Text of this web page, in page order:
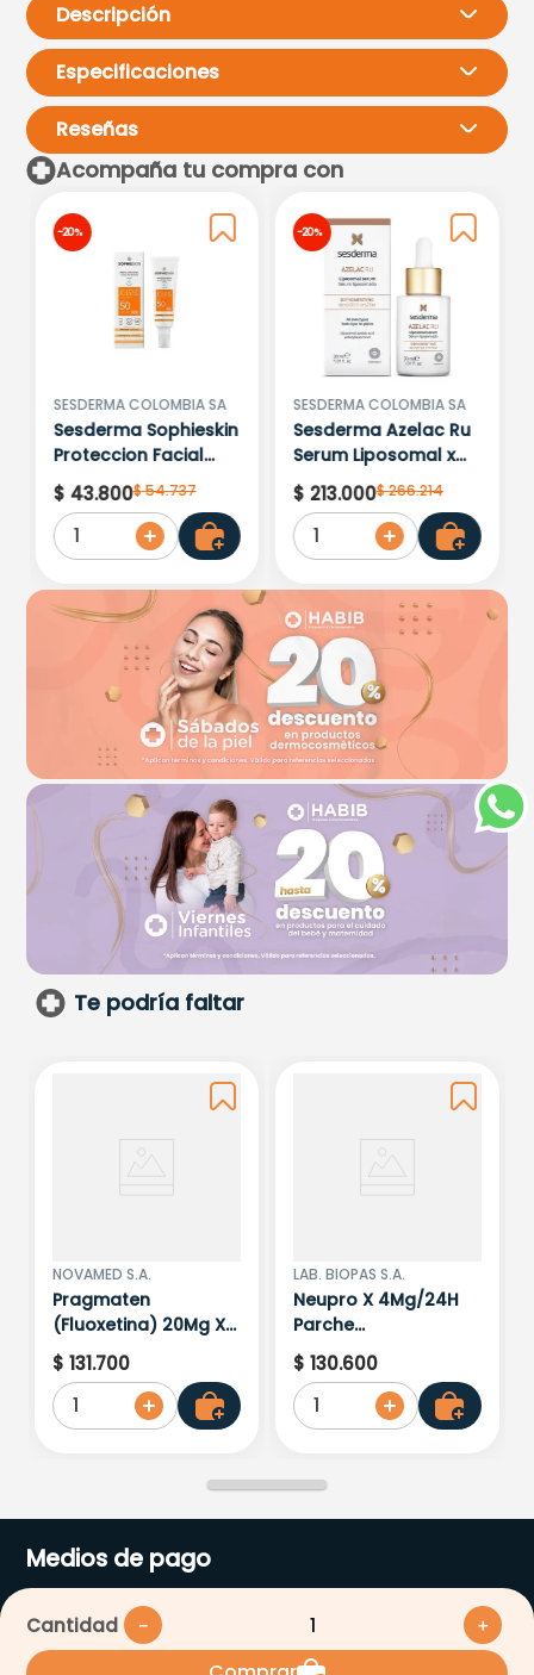
Cantidad ＋
－
Descripción
Especificaciones
Reseñas
Por favor, inicia sesión para
escribir un comentario.
Más reciente
Acompaña tu compra con
-20 %
SESDERMA COLOMBIA SA
Sesderma Sophieskin
Proteccion Facial
Kids Hypoallergenic
Spf 500 Moisturising
$ 43.800$54.737
1
-20 %
SESDERMA COLOMBIA SA
Sesderma Azelac Ru
Serum Liposomal x
30ml
$ 213.000$266.214
1
Te podría faltar
NOVAMED S.A.
Pragmaten
(Fluoxetina) 20Mg X
30 Capsulas
$ 131.700
1
LAB. BIOPAS S.A.
Neupro X 4Mg/24H
Parche
Transdermico
$ 130.600
1
Medios de pago